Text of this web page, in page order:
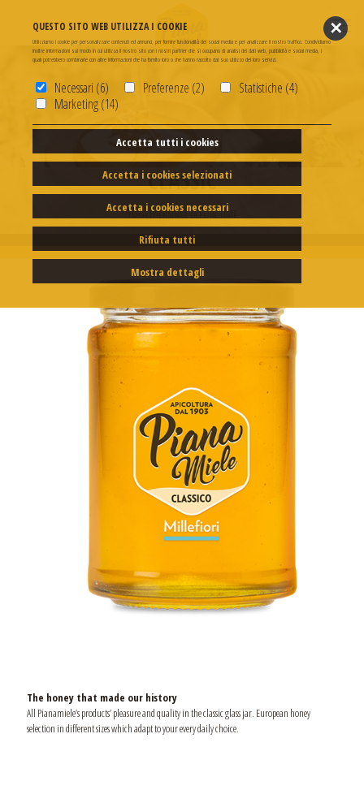
✕
QUESTO SITO WEB UTILIZZA I COOKIE
Utilizziamo i cookie per personalizzare contenuti ed annunci, per fornire funzionalità dei social media e per analizzare il nostro traffico. Condividiamo
inoltre informazioni sul modo in cui utilizza il nostro sito con i nostri partner che si occupano di analisi dei dati web, pubblicità e social media, i
quali potrebbero combinarle con altre informazioni che ha fornito loro o che hanno raccolto dal suo utilizzo dei loro servizi.
Necessari (6) Preferenze (2)
Statistiche (4)
Marketing (14)
Accetta tutti i cookies
Accetta i cookies selezionati
Accetta i cookies necessari
Rifiuta tutti
Mostra dettagli
CLASSIC
TOGETHER SINCE BEFORE TIME
The honey that made our history
All Pianamiele’s products’ pleasure and quality in the classic glass jar. European
honey selection in different sizes which adapt to your every daily choice.
CLASSIC
TOGETHER SINCE BEFORE TIME
The honey that made our history
All Pianamiele’s products’ pleasure and quality in the classic glass jar. European honey
selection in different sizes which adapt to your every daily choice.